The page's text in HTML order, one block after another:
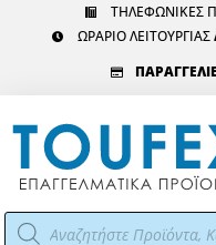
ΤΗΛΕΦΩΝΙΚΕΣ
ΩΡΑΡΙΟ ΛΕΙΤΟΥΡΓΙΑΣ
Αναζήτηση
προϊόντων